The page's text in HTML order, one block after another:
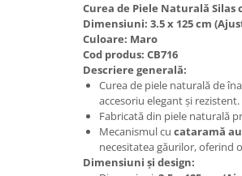
Curea de Piele Naturală
Dimensiuni: 3.5 x 125 cm
Culoare: Maro
Cod produs: CB716
Descriere generală:
Curea de piele naturală de
accesoriu elegant și rezistent.
Fabricată din piele naturală
Mecanismul cu cataramă
necesitatea găurilor, oferind
Dimensiuni și design: